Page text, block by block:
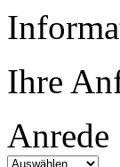
Ihre
Anrede